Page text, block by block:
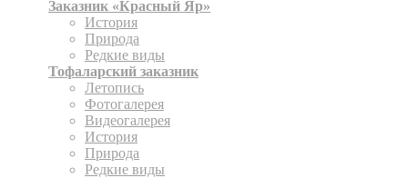
Заказник «Красный Яр»
История
Природа
Редкие виды
Тофаларский заказник
Летопись
Фотогалерея
Видеогалерея
История
Природа
Редкие виды